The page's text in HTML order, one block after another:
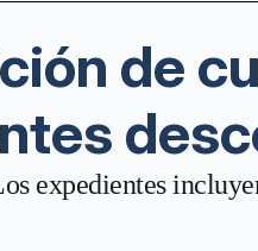
de
expedientes